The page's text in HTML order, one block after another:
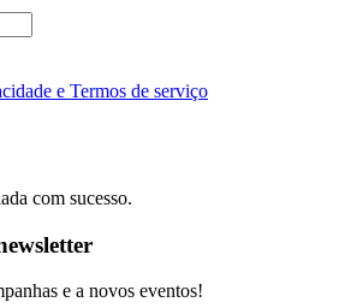
e Termos de serviço
com sucesso.
e a novos eventos!